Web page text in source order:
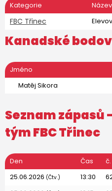
Kategorie
FBC Třinec
Kanadské
Jméno
Matěj Sikora
Seznam zápasů
týmFBC Třinec
Den Čas č.
25.06.2026 (Čtv.) 13:30